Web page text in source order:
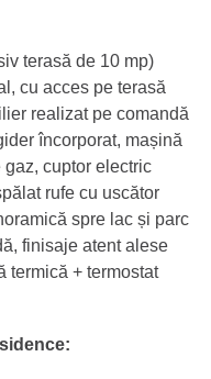
terasă de 10 mp)
cu acces pe terasă
realizat pe comandă
încorporat, mașină
cuptor electric
rufe cu uscător
spre lac și parc
finisaje atent alese
termică + termostat